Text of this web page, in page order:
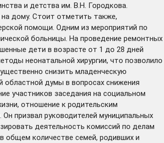
и детства им. В.Н. Городкова.
дому. Стоит отметить также,
помощи. Одним из мероприятий по
больницы. На проведение ремонтных
дети в возрасте от 1 до 28 дней
неонатальной хирургии, что позволило
снизить младенческую
областной думы в вопросах снижения
участников заседания на социальном
отношение к родительским
призвал руководителей муниципальных
деятельность комиссий по делам
общем количестве семей, родивших и